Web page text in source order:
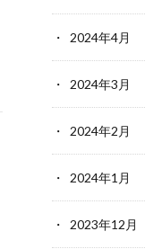
2024年4月
2024年3月
2024年2月
2024年1月
2023年12月